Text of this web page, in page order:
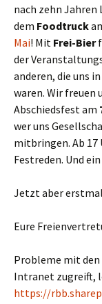
nach zehn Jahren
dem Foodtruck
Mai! Mit Frei-Bier
der
anderen, die uns
waren. Wir freuen
Abschiedsfest am
wer uns
mitbringen. Ab
Festreden. Und ein
Jetzt aber
Eure
Probleme mit den
Intranet zugreift,
https://